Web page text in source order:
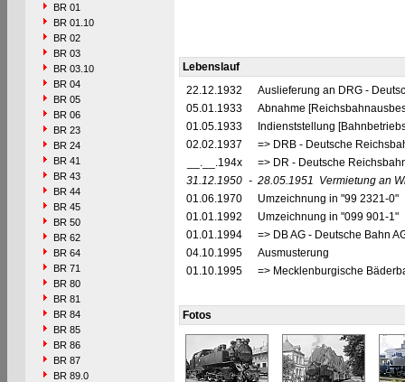
BR 01
BR 01.10
BR 02
BR 03
BR 03.10
BR 04
BR 05
BR 06
BR 23
BR 24
BR 41
BR 43
BR 44
BR 45
BR 50
BR 62
BR 64
BR 71
BR 80
BR 81
BR 84
BR 85
BR 86
BR 87
BR 89.0
Lebenslauf
22.12.1932
Auslieferung an DRG -
05.01.1933
Abnahme
01.05.1933
Indienststellung
02.02.1937
=> DRB - Deutsche
__.__.194x
=> DR - Deutsche
31.12.1950 - 28.05.1951 Vermietung an
01.06.1970
Umzeichnung in "99 2321-0"
01.01.1992
Umzeichnung in "099 901-1"
01.01.1994
=> DB AG - Deutsche Bahn
04.10.1995
Ausmusterung
01.10.1995
=> Mecklenburgische
Fotos